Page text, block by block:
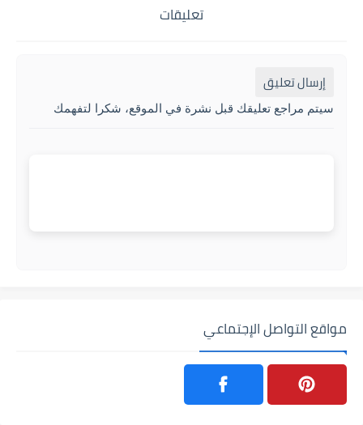
تعليقات
إرسال تعليق
سيتم مراجع تعليقك قبل نشرة في الموقع، شكرا لتفهمك
مواقع التواصل الإجتماعي